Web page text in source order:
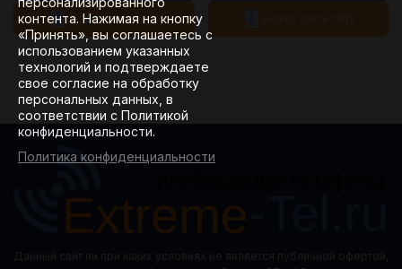
Запрос счета / КП
контента. Нажимая на кнопку
«Принять», вы соглашаетесь с
использованием указанных
технологий и подтверждаете
свое согласие на обработку
персональных данных, в
соответствии с Политикой
конфиденциальности.
Политика конфиденциальности